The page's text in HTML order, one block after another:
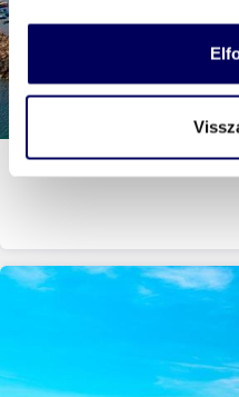
Nápoly